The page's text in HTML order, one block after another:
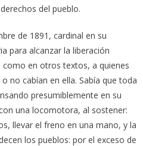
del pueblo.
de 1891, cardinal en su
para alcanzar la liberación
en otros textos, a quienes
no cabían en ella. Sabía que toda
presumiblemente en su
una locomotora, al sostener:
llevar el freno en una mano, y la
los pueblos: por el exceso de